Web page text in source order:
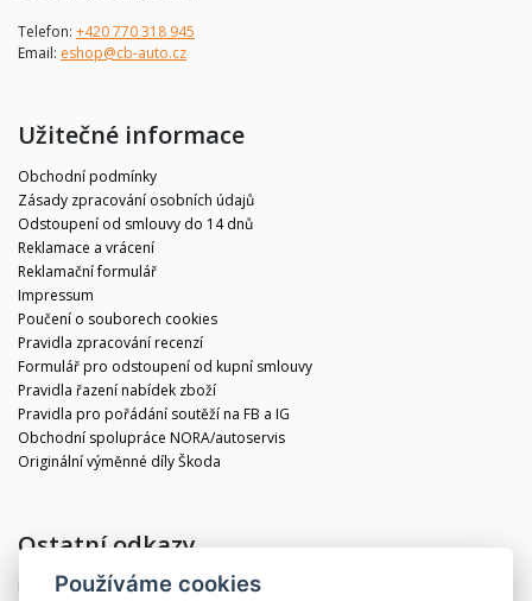
Telefon: +420 770 318 945
Email: eshop@cb-auto.cz
Užitečné informace
Obchodní podmínky
Zásady zpracování osobních údajů
Odstoupení od smlouvy do 14 dnů
Reklamace a vrácení
Reklamační formulář
Impressum
Poučení o souborech cookies
Pravidla zpracování recenzí
Formulář pro odstoupení od kupní smlouvy
Pravidla řazení nabídek zboží
Pravidla pro pořádání soutěží na FB a IG
Obchodní spolupráce NORA/autoservis
Originální výměnné díly Škoda
Ostatní odkazy
Blog
Používáme cookies